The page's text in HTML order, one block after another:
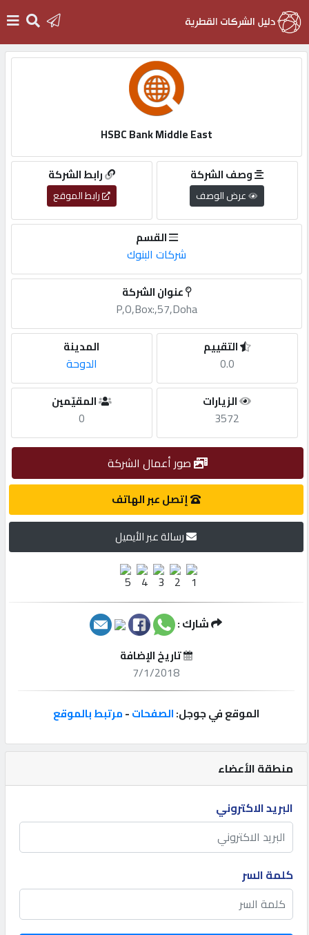
التسجيل
English
أضف
مطلوب
طلب
الاحصائيات
مميزة
إبحث
إعلانات
المنتدى
كيو
مزاد
كيو
نمبر
منطقة الأعضاء
البريد الاكتروني
كلمة السر
HSBC Bank Middle East
رابط الشركة
رابط الموقع
وصف الشركة
عرض الوصف
القسم
شركات البنوك
عنوان الشركة
P,O,Box:,57,Doha
المدينة
الدوحة
التقييم
0.0
المقيّمين
0
الزيارات
3572
صور أعمال الشركة
إتصل عبر الهاتف
رسالة عبر الأيميل
شارك :
تاريخ الإضافة
7/1/2018
الموقع في جوجل:الصفحات-مرتبط بالموقع